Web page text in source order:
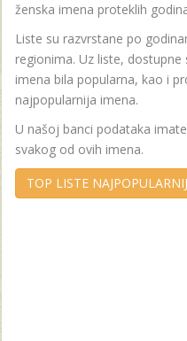
ženska imena proteklih
Liste su razvrstane po
regionima. Uz liste,
imena bila popularna, kao i
najpopularnija imena.
U našoj banci podataka
svakog od ovih imena.
TOP LISTE